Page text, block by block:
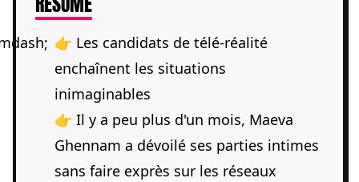
👉 Les candidats de télé-réalité
enchaînent les situations
inimaginables
👉 Il y a peu plus d'un mois, Maeva
Ghennam a dévoilé ses parties intimes
sans faire exprès sur les réseaux